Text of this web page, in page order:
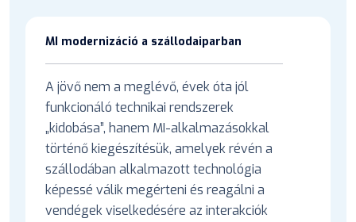
MI modernizáció a szállodaiparban
A jövő nem a meglévő, évek óta jól
funkcionáló technikai rendszerek
„kidobása”, hanem MI-alkalmazásokkal
történő kiegészítésük, amelyek révén a
szállodában alkalmazott technológia
képessé válik megérteni és reagálni a
vendégek viselkedésére az interakciók